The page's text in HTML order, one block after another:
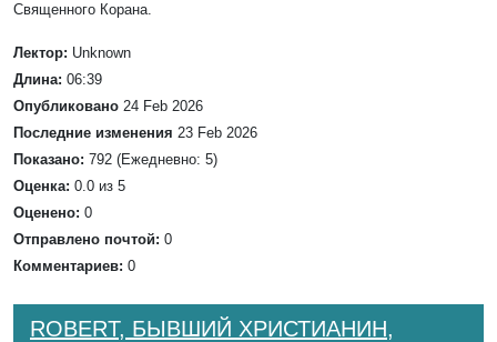
Священного Корана.
Лектор: Unknown
Длина: 06:39
Опубликовано 24 Feb 2026
Последние изменения 23 Feb 2026
Показано: 792 (Ежедневно: 5)
Оценка: 0.0 из 5
Оценено: 0
Отправлено почтой: 0
Комментариев: 0
ROBERT, БЫВШИЙ ХРИСТИАНИН,